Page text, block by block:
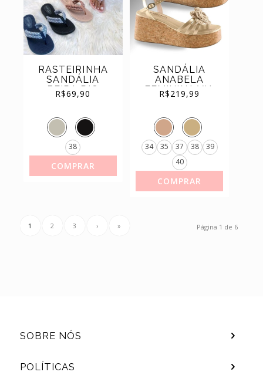
RASTEIRINHA
SANDÁLIA
BEIRA RIO
CHINELO
R$69,90
38
COMPRAR
SANDÁLIA
ANABELA
FEMININA VIA
UNO COM
FLOR
ORIGINAL
R$219,99
34 35 37 38
39
40
COMPRAR
Página 1 de 6
1 2 3 › »
SOBRE NÓS
POLÍTICAS